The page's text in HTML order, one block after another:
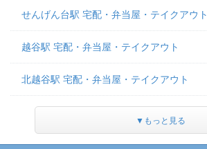
せんげん台駅 宅配・弁当屋・テイクアウト
越谷駅 宅配・弁当屋・テイクアウト
北越谷駅 宅配・弁当屋・テイクアウト
▼もっと見る